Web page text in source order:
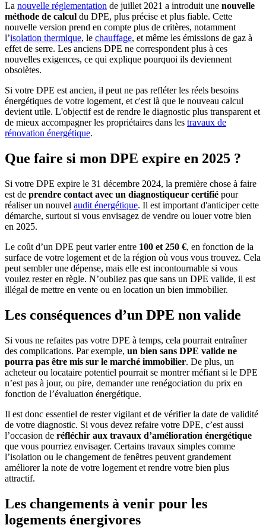
La nouvelle réglementation de juillet 2021 a introduit une nouvelle
méthode de calcul du DPE, plus précise et plus fiable. Cette
nouvelle version prend en compte plus de critères, notamment
l’isolation thermique, le chauffage, et même les émissions de gaz à
effet de serre. Les anciens DPE ne correspondent plus à ces
nouvelles exigences, ce qui explique pourquoi ils deviennent
obsolètes.
Si votre DPE est ancien, il peut ne pas refléter les réels besoins
énergétiques de votre logement, et c'est là que le nouveau calcul
devient utile. L'objectif est de rendre le diagnostic plus transparent et
de mieux accompagner les propriétaires dans les travaux de
rénovation énergétique.
Que faire si mon DPE expire en 2025 ?
Si votre DPE expire le 31 décembre 2024, la première chose à faire
est de prendre contact avec un diagnostiqueur certifié pour
réaliser un nouvel audit énergétique. Il est important d'anticiper cette
démarche, surtout si vous envisagez de vendre ou louer votre bien
en 2025.
Le coût d’un DPE peut varier entre 100 et 250 €, en fonction de la
surface de votre logement et de la région où vous vous trouvez. Cela
peut sembler une dépense, mais elle est incontournable si vous
voulez rester en règle. N’oubliez pas que sans un DPE valide, il est
illégal de mettre en vente ou en location un bien immobilier.
Les conséquences d’un DPE non valide
Si vous ne refaites pas votre DPE à temps, cela pourrait entraîner
des complications. Par exemple, un bien sans DPE valide ne
pourra pas être mis sur le marché immobilier. De plus, un
acheteur ou locataire potentiel pourrait se montrer méfiant si le DPE
n’est pas à jour, ou pire, demander une renégociation du prix en
fonction de l’évaluation énergétique.
Il est donc essentiel de rester vigilant et de vérifier la date de validité
de votre diagnostic. Si vous devez refaire votre DPE, c’est aussi
l’occasion de réfléchir aux travaux d’amélioration énergétique
que vous pourriez envisager. Certains travaux simples comme
l’isolation ou le changement de fenêtres peuvent grandement
améliorer la note de votre logement et rendre votre bien plus
attractif.
Les changements à venir pour les
logements énergivores